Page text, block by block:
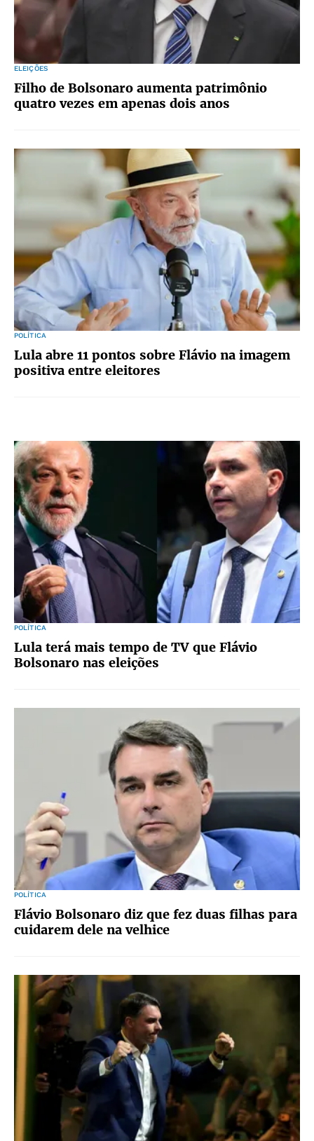
ELEIÇÕES
Filho de Bolsonaro aumenta patrimônio
quatro vezes em apenas dois anos
POLÍTICA
Lula abre 11 pontos sobre Flávio na imagem
positiva entre eleitores
POLÍTICA
Lula terá mais tempo de TV que Flávio
Bolsonaro nas eleições
POLÍTICA
Flávio Bolsonaro diz que fez duas filhas para
cuidarem dele na velhice